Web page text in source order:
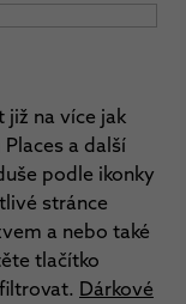
na více jak
a další
podle ikonky
stránce
a nebo také
tlačítko
Dárkové